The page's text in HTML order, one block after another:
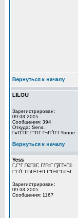
Вернуться к началу
LILOU
Зарегистрирован:
09.03.2005
Сообщения: 394
Откуда: Sens,
Г¤ГҐГЇГ Г°ГІГ Г¬ГҐГ­ГІ Yonne
Вернуться к началу
Yess
Г„Г°Г ГЄГ®Г­, ГѓГ«Г ГўГ­Г»Г©
Г”ГҐГ­-ГГіГЁГ±ГІ Г”Г®Г°ГіГ¬Г
Зарегистрирован:
09.03.2005
Сообщения: 1167